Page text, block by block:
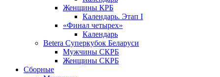
Женщины КРБ
Календарь. Этап I
«Финал четырех»
Календарь
Betera Суперкубок Беларуси
Мужчины СКРБ
Женщины СКРБ
Сборные